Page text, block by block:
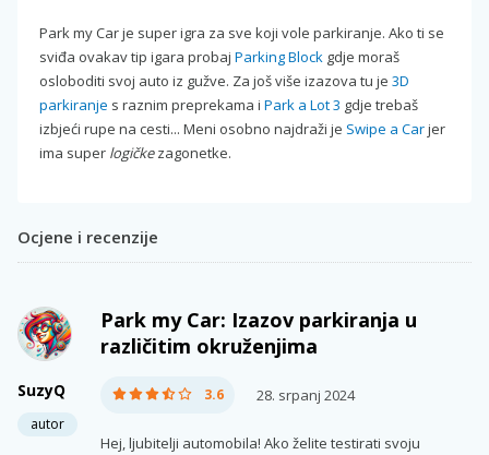
Park my Car je super igra za sve koji vole parkiranje. Ako ti se
sviđa ovakav tip igara probaj Parking Block gdje moraš
osloboditi svoj auto iz gužve. Za još više izazova tu je 3D
parkiranje s raznim preprekama i Park a Lot 3 gdje trebaš
izbjeći rupe na cesti... Meni osobno najdraži je Swipe a Carjer
ima super logičkezagonetke.
Ocjene i recenzije
SuzyQ
autor
Park my Car: Izazov parkiranja u
različitim okruženjima
3.6 28. srpanj 2024
Hej, ljubitelji automobila! Ako želite testirati svoju